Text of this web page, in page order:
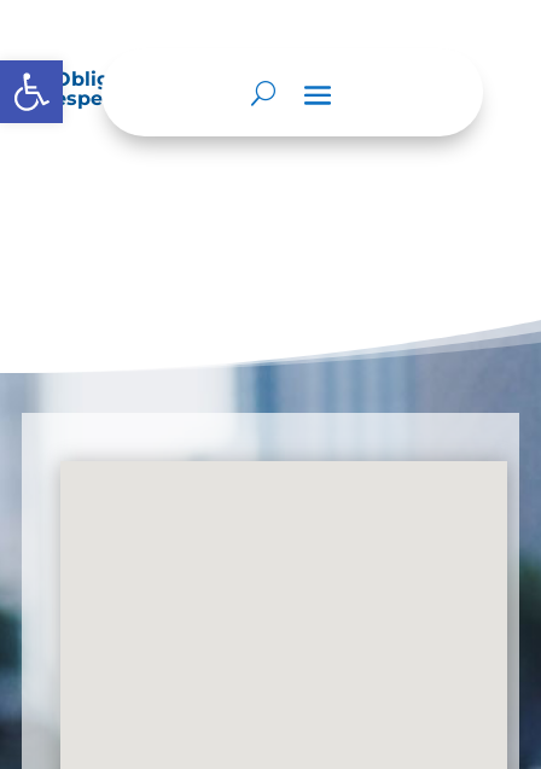
Abrir barra de herramientas
Obligación de reporte de información
específica por parte de la entidad